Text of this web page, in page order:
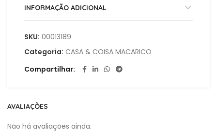
INFORMAÇÃO ADICIONAL
SKU: 00013189
Categoria: CASA & COISA MACARICO
Compartilhar
AVALIAÇÕES
Não há avaliações ainda.